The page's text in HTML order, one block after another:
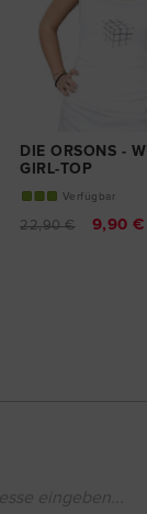
DIE ORSONS -
GIRL-TOP
Verfügbar
22,90 € 9,90 €